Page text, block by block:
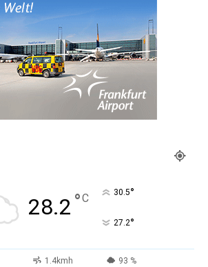
28.2 °C 30.5°
27.2°
1.4kmh 93 %